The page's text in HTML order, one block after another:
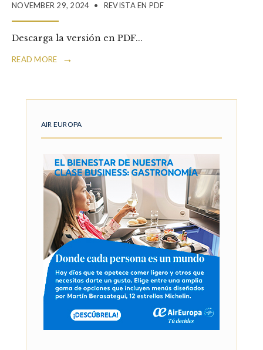
NOVEMBER 29, 2024 • REVISTA EN PDF
Descarga la versión en PDF...
READ MORE →
AIR EUROPA